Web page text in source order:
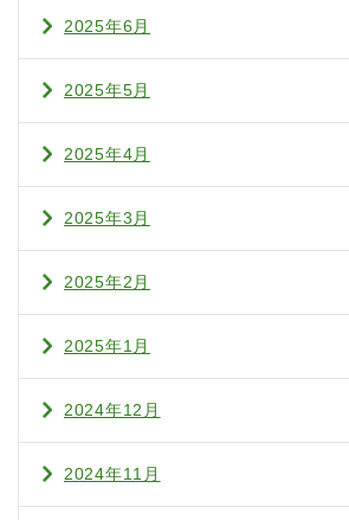
2025年6月
2025年5月
2025年4月
2025年3月
2025年2月
2025年1月
2024年12月
2024年11月